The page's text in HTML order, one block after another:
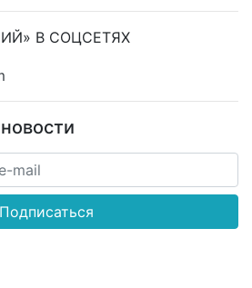
В СОЦСЕТЯХ
Подписаться